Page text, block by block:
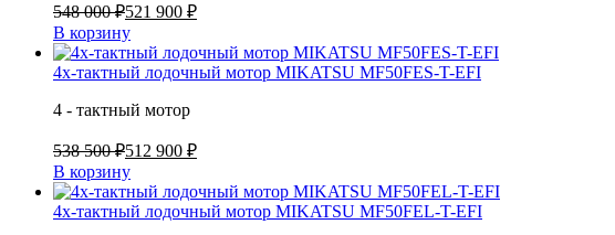
548 000 ₽521 900 ₽
В корзину
4х-тактный лодочный мотор MIKATSU MF50FES-T-EFI
4 - тактный мотор
538 500 ₽512 900 ₽
В корзину
4х-тактный лодочный мотор MIKATSU MF50FEL-T-EFI